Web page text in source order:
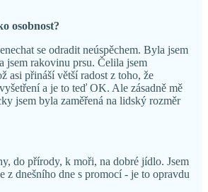
osobnost?
se odradit neúspěchem. Byla jsem
jsem rakovinu prsu. Čelila jsem
asi přináší větší radost z toho, že
a je to teď OK. Ale zásadně mě
jsem byla zaměřená na lidský rozměr
do přírody, k moři, na dobré jídlo. Jsem
z dnešního dne s promocí - je to opravdu